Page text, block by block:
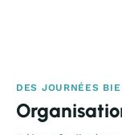
DES JOURNÉES